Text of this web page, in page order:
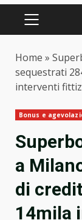
PRIMARY
Home »
sequestrati
interventi
Bonus e
a
di
14mila